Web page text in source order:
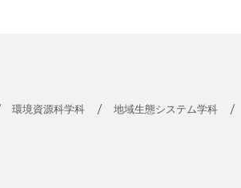
環境資源科学科 地域生態システム学科